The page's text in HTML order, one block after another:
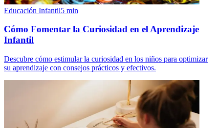
Educación Infantil5 min
Cómo Fomentar la Curiosidad en el Aprendizaje
Infantil
Descubre cómo estimular la curiosidad en los niños para optimizar
su aprendizaje con consejos prácticos y efectivos.